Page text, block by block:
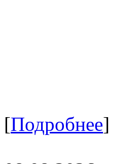
[Подробнее]